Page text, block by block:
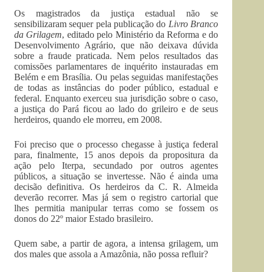
Os magistrados da justiça estadual não se
sensibilizaram sequer pela publicação do Livro Branco
da Grilagem, editado pelo Ministério da Reforma e do
Desenvolvimento Agrário, que não deixava dúvida
sobre a fraude praticada. Nem pelos resultados das
comissões parlamentares de inquérito instauradas em
Belém e em Brasília. Ou pelas seguidas manifestações
de todas as instâncias do poder público, estadual e
federal. Enquanto exerceu sua jurisdição sobre o caso,
a justiça do Pará ficou ao lado do grileiro e de seus
herdeiros, quando ele morreu, em 2008.
Foi preciso que o processo chegasse à justiça federal
para, finalmente, 15 anos depois da propositura da
ação pelo Iterpa, secundado por outros agentes
públicos, a situação se invertesse. Não é ainda uma
decisão definitiva. Os herdeiros da C. R. Almeida
deverão recorrer. Mas já sem o registro cartorial que
lhes permitia manipular terras como se fossem os
donos do 22º maior Estado brasileiro.
Quem sabe, a partir de agora, a intensa grilagem, um
dos males que assola a Amazônia, não possa refluir?